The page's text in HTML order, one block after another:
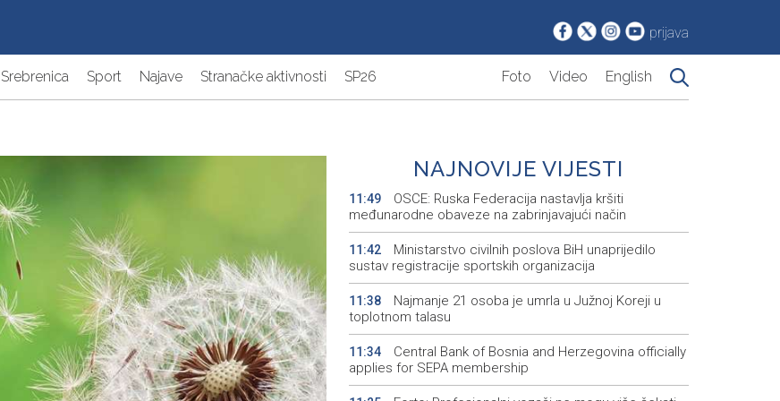
prijava
Srebrenica Sport Najave Stranačke aktivnosti SP26 Foto Video English
NAJNOVIJE VIJESTI
11:49
OSCE: Ruska Federacija nastavlja kršiti
međunarodne obaveze na zabrinjavajući način
11:42
Ministarstvo civilnih poslova BiH unaprijedilo
sustav registracije sportskih organizacija
11:38
Najmanje 21 osoba je umrla u Južnoj Koreji u
toplotnom talasu
11:34
Central Bank of Bosnia and Herzegovina officially
applies for SEPA membership